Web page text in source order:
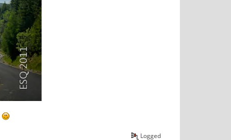
Logged